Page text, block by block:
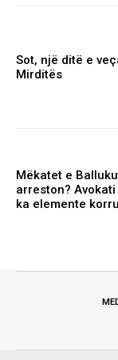
Sot, një ditë e
Mirditës
Mëkatet e
arreston?
ka elemente